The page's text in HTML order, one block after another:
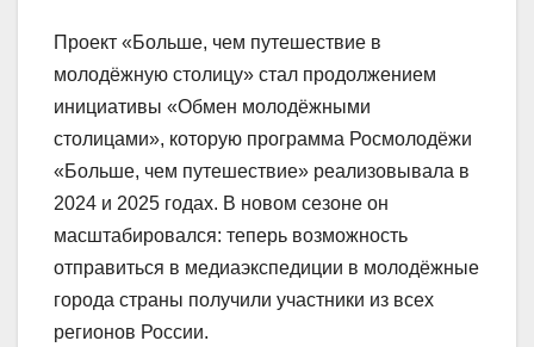
Проект «Больше, чем путешествие в
молодёжную столицу» стал продолжением
инициативы «Обмен молодёжными
столицами», которую программа Росмолодёжи
«Больше, чем путешествие» реализовывала в
2024 и 2025 годах. В новом сезоне он
масштабировался: теперь возможность
отправиться в медиаэкспедиции в молодёжные
города страны получили участники из всех
регионов России.